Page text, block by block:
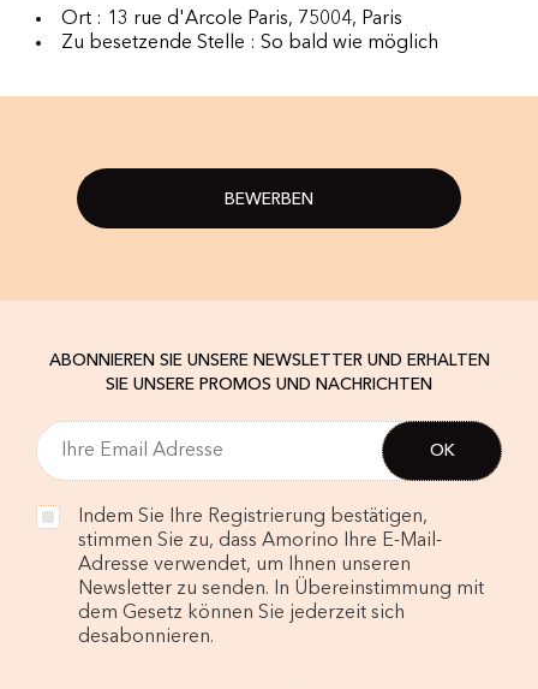
Ort : 13 rue d'Arcole Paris, 75004, Paris
Zu besetzende Stelle : So bald wie möglich
BEWERBEN
ABONNIEREN SIE UNSERE NEWSLETTER UND ERHALTEN
SIE UNSERE PROMOS UND NACHRICHTEN
Indem Sie Ihre Registrierung bestätigen,
stimmen Sie zu, dass Amorino Ihre E-Mail-
Adresse verwendet, um Ihnen unseren
Newsletter zu senden. In Übereinstimmung mit
dem Gesetz können Sie jederzeit sich
desabonnieren.